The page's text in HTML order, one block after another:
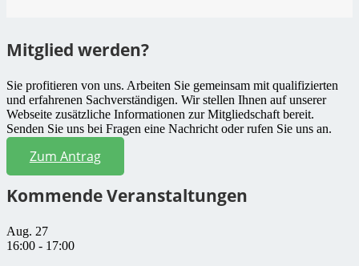
Mitglied werden?
Sie profitieren von uns. Arbeiten Sie gemeinsam mit qualifizierten
und erfahrenen Sachverständigen. Wir stellen Ihnen auf unserer
Webseite zusätzliche Informationen zur Mitgliedschaft bereit.
Senden Sie uns bei Fragen eine Nachricht oder rufen Sie uns an.
Zum Antrag
Kommende Veranstaltungen
Aug. 27
16:00 - 17:00